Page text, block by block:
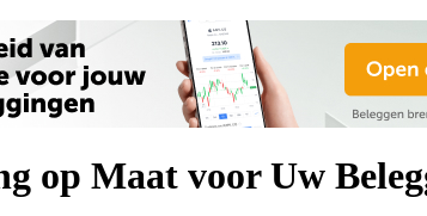
op Maat voor Uw